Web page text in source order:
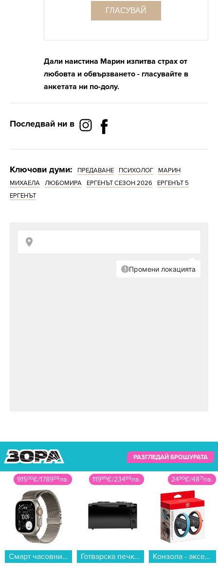
ГЛАСУВАЙ
Дали наистина Марин изпитва страх от
любовта и обвързването - гласувайте в
анкетата ни по-долу.
Последвай ни в
Ключови думи: ПРЕДАВАНЕ ПСИХОЛОГ
МАРИН
МИХАЕЛА
ЛЮБОМИРА ЕРГЕНЪТ СЕЗОН 2026
ЕРГЕНЪТ 5
ЕРГЕНЪТ
РАЗГЛЕДАЙ БРОШУРАТА
91500€/178959лв.
Смарт часовник Apple Watch Ultra 3 49mm Natural/Milanese L mf0e4 , 1.98...
11999€/23469лв.
Готварска печка (мини) Finlux FMC-4555GL...
2490€/4871лв.
Конзола - аксесоар Nintendo JOY-CON 2 Wheel Pair...